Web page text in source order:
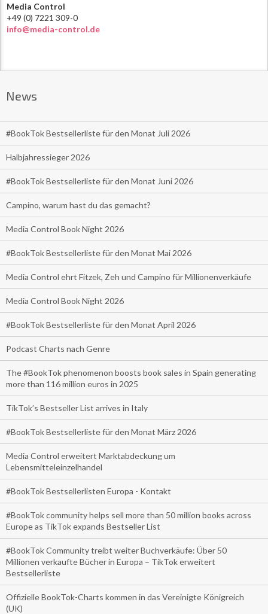
Media Control
+49 (0) 7221 309-0
info@media-control.de
News
#BookTok Bestsellerliste für den Monat Juli 2026
Halbjahressieger 2026
#BookTok Bestsellerliste für den Monat Juni 2026
Campino, warum hast du das gemacht?
Media Control Book Night 2026
#BookTok Bestsellerliste für den Monat Mai 2026
Media Control ehrt Fitzek, Zeh und Campino für Millionenverkäufe
Media Control Book Night 2026
#BookTok Bestsellerliste für den Monat April 2026
Podcast Charts nach Genre
The #BookTok phenomenon boosts book sales in Spain generating
more than 116 million euros in 2025
TikTok’s Bestseller List arrives in Italy
#BookTok Bestsellerliste für den Monat März 2026
Media Control erweitert Marktabdeckung um
Lebensmitteleinzelhandel
#BookTok Bestsellerlisten Europa - Kontakt
#BookTok community helps sell more than 50 million books across
Europe as TikTok expands Bestseller List
#BookTok Community treibt weiter Buchverkäufe: Über 50
Millionen verkaufte Bücher in Europa – TikTok erweitert
Bestsellerliste
Offizielle BookTok-Charts kommen in das Vereinigte Königreich
(UK)